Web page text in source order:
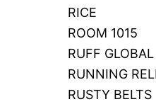
RICE
ROOM 1015
RUFF GLOBAL
RUNNING
RUSTY BELTS